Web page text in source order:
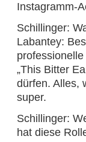
Instagramm-
Schillinger:
Labantey:
„This Bitter
dürfen. Alles,
super.
Schillinger:
hat diese